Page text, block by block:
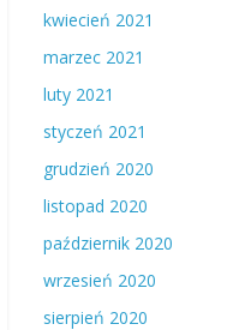
kwiecień 2021
marzec 2021
luty 2021
styczeń 2021
grudzień 2020
listopad 2020
październik 2020
wrzesień 2020
sierpień 2020